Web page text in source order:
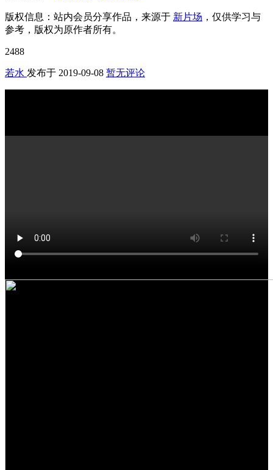
版权信息： 站内会员分享作品，来源于 新片场 ，仅供学习与
参考，版权为原作者所有。
2488
若水 发布于 2019-09-08 暂无评论